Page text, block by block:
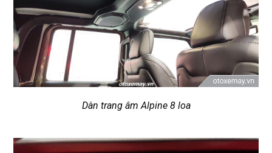
Dàn trang âm Alpine 8 loa